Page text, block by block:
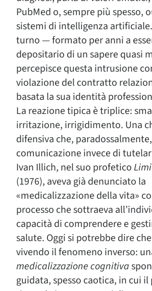
PubMed o, sempre più spesso,
sistemi di intelligenza
turno — formato per anni a
depositario di un sapere quasi
percepisce questa intrusione
violazione del contratto
basata la sua identità
La reazione tipica è triplice:
irritazione, irrigidimento. Una
difensiva che,
comunicazione invece di
Ivan Illich, nel suo profetico
(1976), aveva già denunciato la
«medicalizzazione della vita»
processo che sottraeva
capacità di comprendere e
salute. Oggi si potrebbe dire
vivendo il fenomeno inverso:
medicalizzazione cognitiva
guidata, spesso caotica, in cui